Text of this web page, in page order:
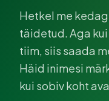
Hetkel me
täidetud. Aga kui
tiim, siis saada
Häid inimesi
kui sobiv koht